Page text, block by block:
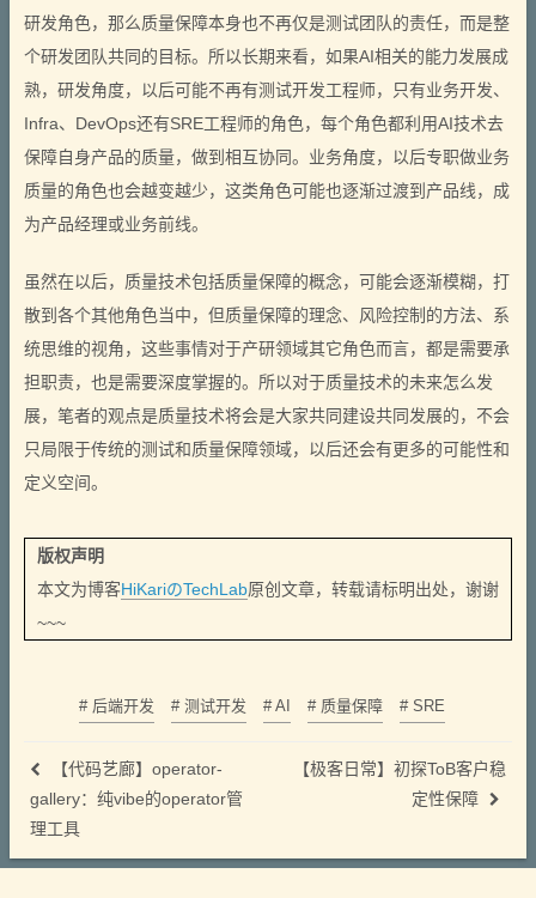
研发角色，那么质量保障本身也不再仅是测试团队的责任，而是整
个研发团队共同的目标。所以长期来看，如果AI相关的能力发展成
熟，研发角度，以后可能不再有测试开发工程师，只有业务开发、
Infra、DevOps还有SRE工程师的角色，每个角色都利用AI技术去
保障自身产品的质量，做到相互协同。业务角度，以后专职做业务
质量的角色也会越变越少，这类角色可能也逐渐过渡到产品线，成
为产品经理或业务前线。
虽然在以后，质量技术包括质量保障的概念，可能会逐渐模糊，打
散到各个其他角色当中，但质量保障的理念、风险控制的方法、系
统思维的视角，这些事情对于产研领域其它角色而言，都是需要承
担职责，也是需要深度掌握的。所以对于质量技术的未来怎么发
展，笔者的观点是质量技术将会是大家共同建设共同发展的，不会
只局限于传统的测试和质量保障领域，以后还会有更多的可能性和
定义空间。
版权声明
本文为博客HiKariのTechLab原创文章，转载请标明出处，谢谢
~~~
# 后端开发 # 测试开发 # AI # 质量保障 # SRE
【代码艺廊】operator-
gallery：纯vibe的operator管
理工具
【极客日常】初探ToB客户稳
定性保障